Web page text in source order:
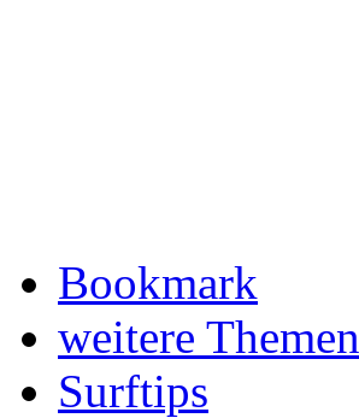
Bookmark
weitere Themen
Surftips